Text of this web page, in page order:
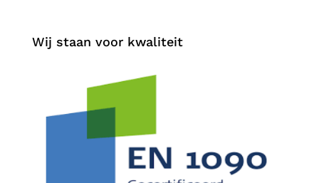
Wij staan voor kwaliteit